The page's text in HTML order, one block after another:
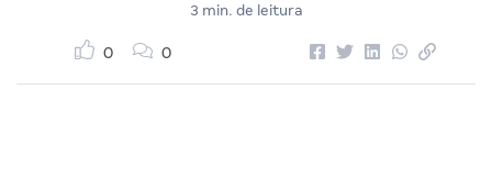
3 min. de leitura
0 0